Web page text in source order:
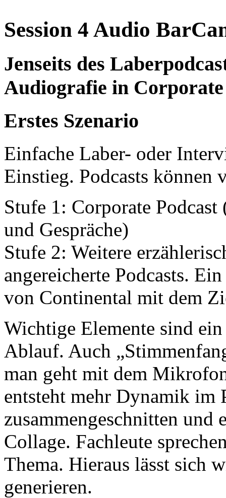
Session 4 Audio
Jenseits des
Audiografie in
Erstes Szenario
Einfache Laber- oder
Einstieg. Podcasts können
Stufe 1: Corporate
und Gespräche)
Stufe 2: Weitere
angereicherte Podcasts.
von Continental mit dem
Wichtige Elemente sind
Ablauf. Auch
man geht mit dem
entsteht mehr Dynamik im
zusammengeschnitten und
Collage. Fachleute
Thema. Hieraus lässt sich
generieren.